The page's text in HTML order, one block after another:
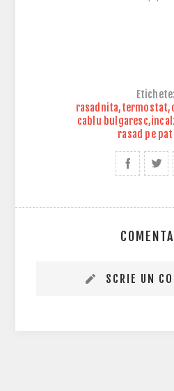
Etichete:
rasadnita,termostat,
cablu bulgaresc,
rasad pe
SCRIE UN